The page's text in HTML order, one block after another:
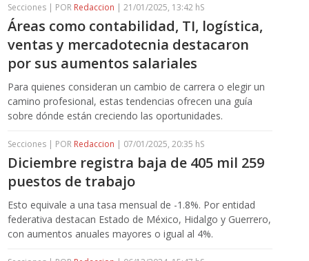
Secciones | POR Redaccion | 21/01/2025, 13:42 hS
Áreas como contabilidad, TI, logística,
ventas y mercadotecnia destacaron
por sus aumentos salariales
Para quienes consideran un cambio de carrera o elegir un
camino profesional, estas tendencias ofrecen una guía
sobre dónde están creciendo las oportunidades.
Secciones | POR Redaccion | 07/01/2025, 20:35 hS
Diciembre registra baja de 405 mil 259
puestos de trabajo
Esto equivale a una tasa mensual de -1.8%. Por entidad
federativa destacan Estado de México, Hidalgo y Guerrero,
con aumentos anuales mayores o igual al 4%.